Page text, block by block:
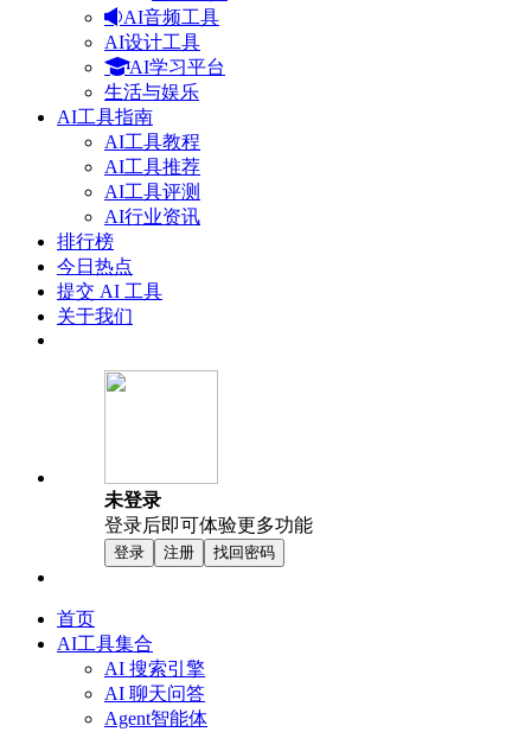
AI音频工具
AI设计工具
AI学习平台
生活与娱乐
AI工具指南
AI工具教程
AI工具推荐
AI工具评测
AI行业资讯
排行榜
今日热点
提交 AI 工具
关于我们
未登录
登录后即可体验更多功能
登录 注册 找回密码
首页
AI工具集合
AI 搜索引擎
AI 聊天问答
Agent智能体